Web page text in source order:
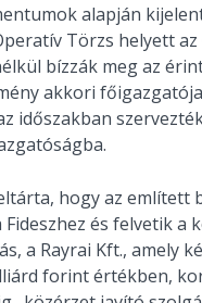
alapján
Törzs helyett
bízzák meg az
akkori
időszakban
hogy az említett
és felvetik
a Rayrai Kft., amely
forint értékben,